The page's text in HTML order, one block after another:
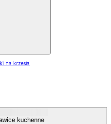
na krzesła
kuchenne